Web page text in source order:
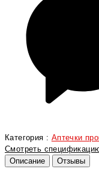
Категория : Аптечки
Смотреть
Описание
Отзывы